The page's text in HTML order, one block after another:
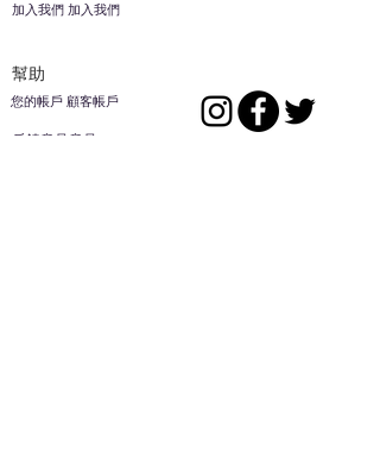
加入我們 加入我們
幫助
您的帳戶 顧客帳戶
反饋意見意見